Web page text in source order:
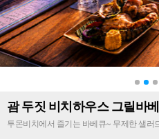
괌 두짓 비치하우스 그릴바
투몬비치에서 즐기는 바베큐~ 무제한 샐러